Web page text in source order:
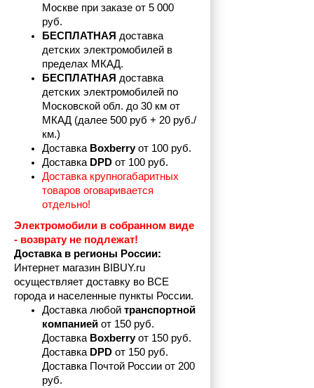
Москве при заказе от 5 000
руб.
БЕСПЛАТНАЯ доставка
детских электромобилей в
пределах МКАД.
БЕСПЛАТНАЯ доставка
детских электромобилей по
Московской обл. до 30 км от
МКАД (далее 500 руб + 20 руб./
км.)
Доставка Boxberry от 100 руб.
Доставка DPD от 100 руб.
Доставка крупногабаритных
товаров оговаривается
отдельно!
Электромобили в собранном виде
- возврату не подлежат!
Доставка в регионы России:
Интернет магазин BIBUY.ru
осуществляет доставку во ВСЕ
города и населенные пункты России.
Доставка любой транспортной
компанией от 150 руб.
Доставка Boxberry от 150 руб.
Доставка DPD от 150 руб.
Доставка Почтой России от 200
руб.